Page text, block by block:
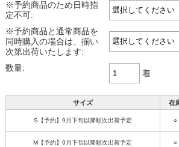
※予約商品のため日時指
定不可:
※予約商品と通常商品を
同時購入の場合は、揃い
次第出荷いたします:
数量:
着
サイズ 在
S【予約】9月下旬以降順次出荷予定 ○
M【予約】9月下旬以降順次出荷予定 ○